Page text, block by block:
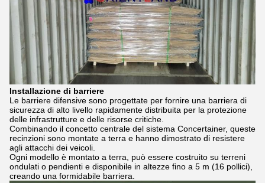
Installazione di barriere
Le barriere difensive sono progettate per fornire una barriera di
sicurezza di alto livello rapidamente distribuita per la protezione
delle infrastrutture e delle risorse critiche.
Combinando il concetto centrale del sistema Concertainer, queste
recinzioni sono montate a terra e hanno dimostrato di resistere
agli attacchi dei veicoli.
Ogni modello è montato a terra, può essere costruito su terreni
ondulati o pendienti e disponibile in altezze fino a 5 m (16 pollici),
creando una formidabile barriera.